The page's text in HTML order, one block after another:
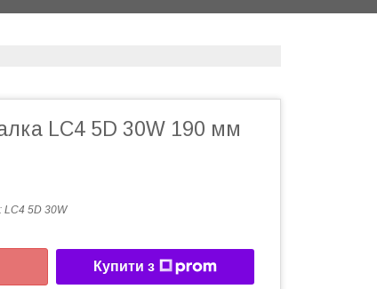
LC4 5D 30W 190 мм
LC4 5D 30W
Купити з